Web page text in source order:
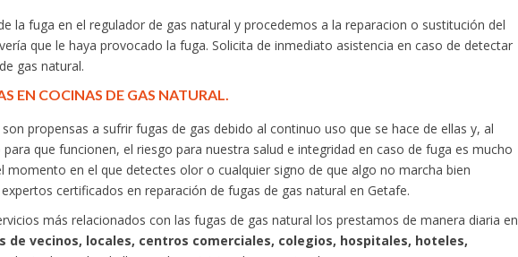
la fuga en el regulador de gas natural y procedemos a la reparacion o sustitución del
que le haya provocado la fuga. Solicita de inmediato asistencia en caso de detectar
gas natural.
EN COCINAS DE GAS NATURAL.
propensas a sufrir fugas de gas debido al continuo uso que se hace de ellas y, al
que funcionen, el riesgo para nuestra salud e integridad en caso de fuga es mucho
momento en el que detectes olor o cualquier signo de que algo no marcha bien
certificados en reparación de fugas de gas natural en Getafe.
más relacionados con las fugas de gas natural los prestamos de manera diaria en
de vecinos, locales, centros comerciales, colegios, hospitales, hoteles,